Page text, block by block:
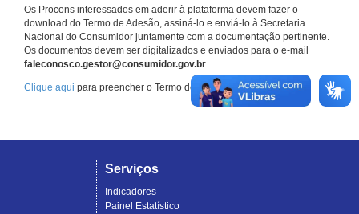
Os Procons interessados em aderir à plataforma devem fazer o
download do Termo de Adesão, assiná-lo e enviá-lo à Secretaria
Nacional do Consumidor juntamente com a documentação pertinente.
Os documentos devem ser digitalizados e enviados para o e-mail
faleconosco.gestor@consumidor.gov.br.
Clique aqui para preencher o Termo de Adesão.
Serviços
Indicadores
Painel Estatístico